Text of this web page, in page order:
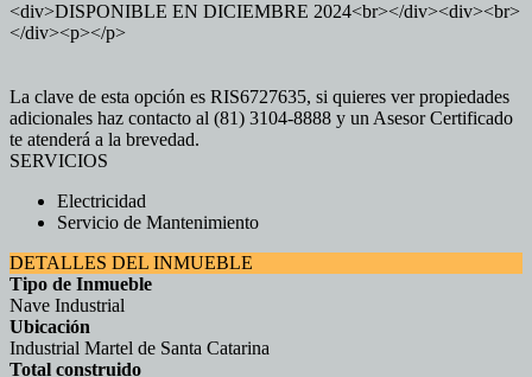
<div>DISPONIBLE EN DICIEMBRE 2024<br></div><div><br>
</div><p></p>
La clave de esta opción es RIS6727635, si quieres ver propiedades
adicionales haz contacto al (81) 3104-8888 y un Asesor Certificado
te atenderá a la brevedad.
SERVICIOS
Electricidad
Servicio de Mantenimiento
DETALLES DEL INMUEBLE
Tipo de Inmueble
Nave Industrial
Ubicación
Industrial Martel de Santa Catarina
Total construido